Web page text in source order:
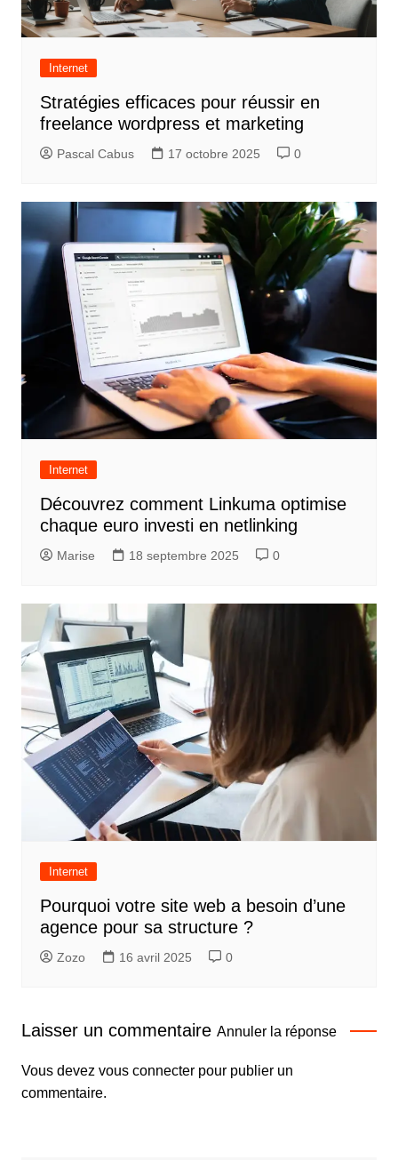
Internet
Stratégies efficaces pour réussir en
freelance wordpress et marketing
Pascal Cabus 17 octobre 2025 0
Internet
Découvrez comment Linkuma optimise
chaque euro investi en netlinking
Marise 18 septembre 2025 0
Internet
Pourquoi votre site web a besoin d’une
agence pour sa structure ?
Zozo 16 avril 2025 0
Laisser un commentaire Annuler la réponse
Vous devez vous connecterpour publier un
commentaire.